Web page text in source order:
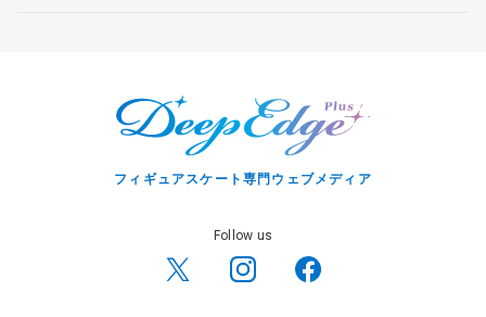
フィギュアスケート専門ウェブメディア
Follow us